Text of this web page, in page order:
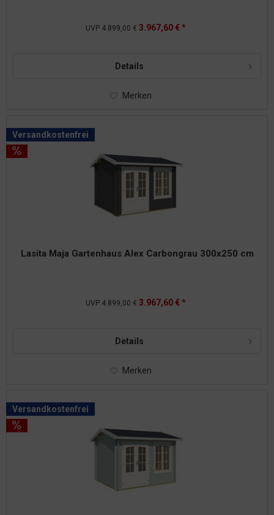
UVP 4.899,00 € 3.967,60 € *
Details
Merken
Versandkostenfrei
Lasita Maja Gartenhaus Alex Carbongrau 300x250 cm
UVP 4.899,00 € 3.967,60 € *
Details
Merken
Versandkostenfrei